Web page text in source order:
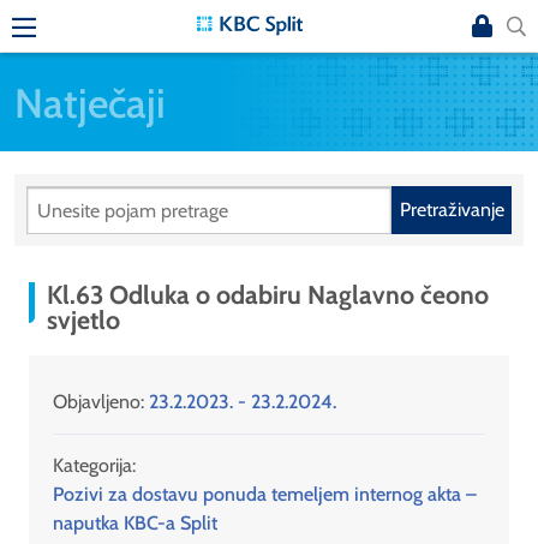
Natječaji
Pretraživanje
Kl.63 Odluka o odabiru Naglavno čeono
svjetlo
Objavljeno: 23.2.2023. - 23.2.2024.
Kategorija:
Pozivi za dostavu ponuda temeljem internog akta –
naputka KBC-a Split